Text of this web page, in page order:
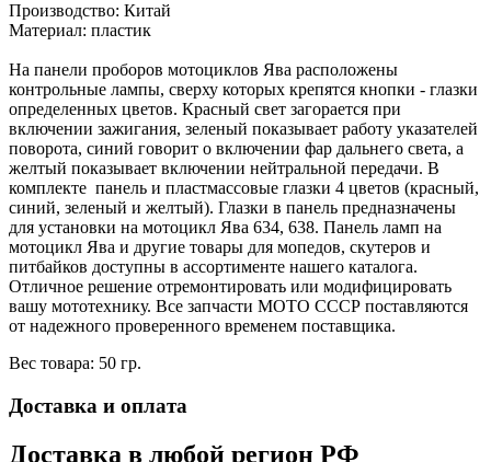
Производство: Китай
Материал: пластик
На панели проборов мотоциклов Ява расположены
контрольные лампы, сверху которых крепятся кнопки - глазки
определенных цветов. Красный свет загорается при
включении зажигания, зеленый показывает работу указателей
поворота, синий говорит о включении фар дальнего света, а
желтый показывает включении нейтральной передачи. В
комплекте панель и пластмассовые глазки 4 цветов (красный,
синий, зеленый и желтый). Глазки в панель предназначены
для установки на мотоцикл Ява 634, 638. Панель ламп на
мотоцикл Ява и другие товары для мопедов, скутеров и
питбайков доступны в ассортименте нашего каталога.
Отличное решение отремонтировать или модифицировать
вашу мототехнику. Все запчасти МОТО СССР поставляются
от надежного проверенного временем поставщика.
Вес товара: 50 гр.
Доставка и оплата
Доставка в любой регион РФ